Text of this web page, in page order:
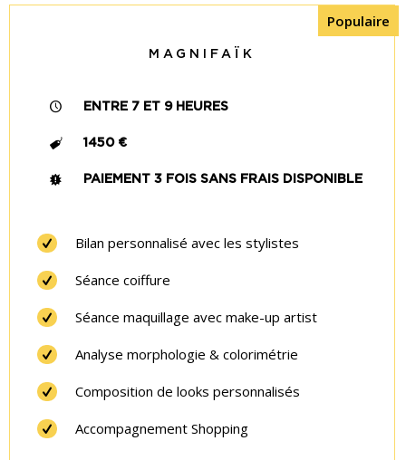
Populaire
MAGNIFAÏK
ENTRE 7 ET 9 HEURES
1450 €
PAIEMENT 3 FOIS SANS FRAIS DISPONIBLE
Bilan personnalisé avec les stylistes
Séance coiffure
Séance maquillage avec make-up artist
Analyse morphologie & colorimétrie
Composition de looks personnalisés
Accompagnement Shopping